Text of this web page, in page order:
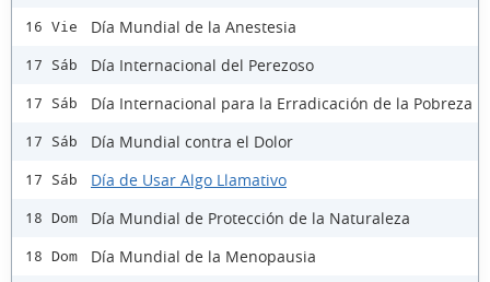
16 Vie Día Mundial de la Anestesia
17 Sáb Día Internacional del Perezoso
17 Sáb Día Internacional para la Erradicación de la Pobreza
17 Sáb Día Mundial contra el Dolor
17 Sáb Día de Usar Algo Llamativo
18 Dom Día Mundial de Protección de la Naturaleza
18 Dom Día Mundial de la Menopausia